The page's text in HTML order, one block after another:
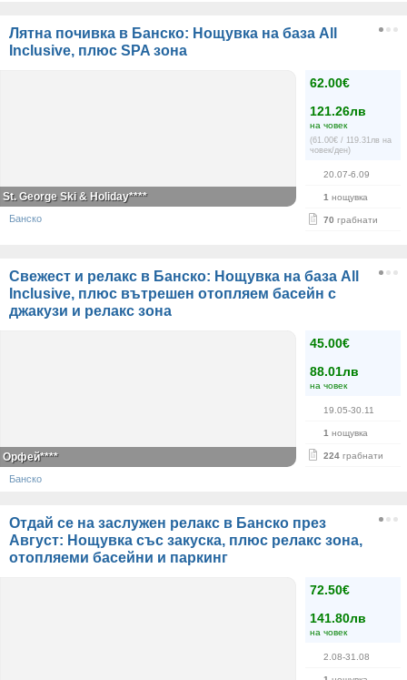
Лятна почивка в Банско: Нощувка на база All
Inclusive, плюс SPA зона
62.00€
121.26лв
на човек
(61.00€ / 119.31лв на
човек/ден)
20.07-6.09
1 нощувка
70 грабнати
St. George Ski & Holiday****
Банско
Свежест и релакс в Банско: Нощувка на база All
Inclusive, плюс вътрешен отопляем басейн с
джакузи и релакс зона
45.00€
88.01лв
на човек
19.05-30.11
1 нощувка
224 грабнати
Орфей****
Банско
Отдай се на заслужен релакс в Банско през
Август: Нощувка със закуска, плюс релакс зона,
отопляеми басейни и паркинг
72.50€
141.80лв
на човек
2.08-31.08